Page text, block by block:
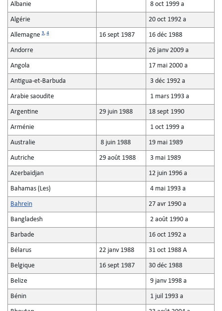
Albanie 8 oct 1999 a
Algérie 20 oct 1992 a
Allemagne 3, 4 16 sept 1987 16 déc 1988
Andorre 26 janv 2009 a
Angola 17 mai 2000 a
Antigua-et-Barbuda 3 déc 1992 a
Arabie saoudite 1 mars 1993 a
Argentine 29 juin 1988 18 sept 1990
Arménie 1 oct 1999 a
Australie 8 juin 1988 19 mai 1989
Autriche 29 août 1988 3 mai 1989
Azerbaïdjan 12 juin 1996 a
Bahamas (Les) 4 mai 1993 a
Bahreïn 27 avr 1990 a
Bangladesh 2 août 1990 a
Barbade 16 oct 1992 a
Bélarus 22 janv 1988 31 oct 1988 A
Belgique 16 sept 1987 30 déc 1988
Belize 9 janv 1998 a
Bénin 1 juil 1993 a